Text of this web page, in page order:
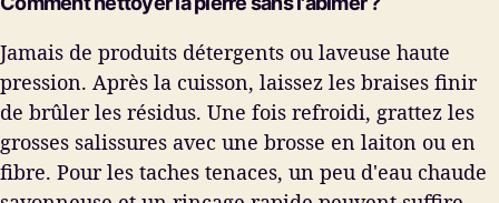
Jamais de produits détergents ou laveuse haute
pression. Après la cuisson, laissez les braises finir
de brûler les résidus. Une fois refroidi, grattez les
grosses salissures avec une brosse en laiton ou en
fibre. Pour les taches tenaces, un peu d'eau chaude